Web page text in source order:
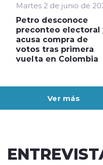
Ver más
Martes 2 de junio de
Petro desconoce
preconteo electoral
acusa compra de
votos tras primera
vuelta en Colombia